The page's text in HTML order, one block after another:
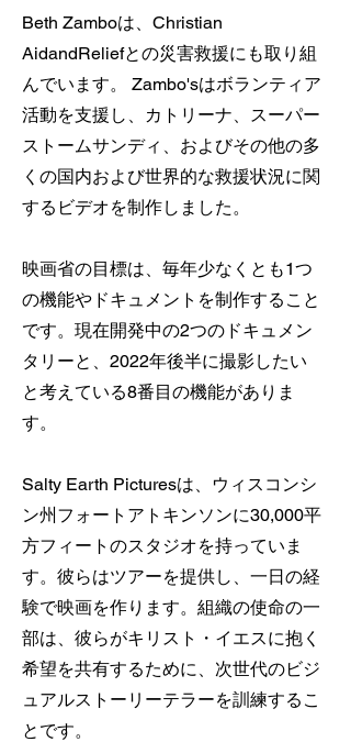
Beth Zamboは、Christian
AidandReliefとの災害救援にも取り組
んでいます。 Zambo'sはボランティア
活動を支援し、カトリーナ、スーパー
ストームサンディ、およびその他の多
くの国内および世界的な救援状況に関
するビデオを制作しました。
映画省の目標は、毎年少なくとも1つ
の機能やドキュメントを制作すること
です。現在開発中の2つのドキュメン
タリーと、2022年後半に撮影したい
と考えている8番目の機能がありま
す。
Salty Earth Picturesは、ウィスコンシ
ン州フォートアトキンソンに30,000平
方フィートのスタジオを持っていま
す。彼らはツアーを提供し、一日の経
験で映画を作ります。組織の使命の一
部は、彼らがキリスト・イエスに抱く
希望を共有するために、次世代のビジ
ュアルストーリーテラーを訓練するこ
とです。